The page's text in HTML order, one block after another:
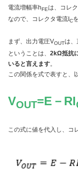
電流増幅率hFEは、コレ
なので、コレクタ電流I C
まず、出力電圧VOUTは、
ということは、 2kΩ抵抗
いると言えます。
この関係を式で表すと、
VOUT=E－RI
この式に値を代入し、コ